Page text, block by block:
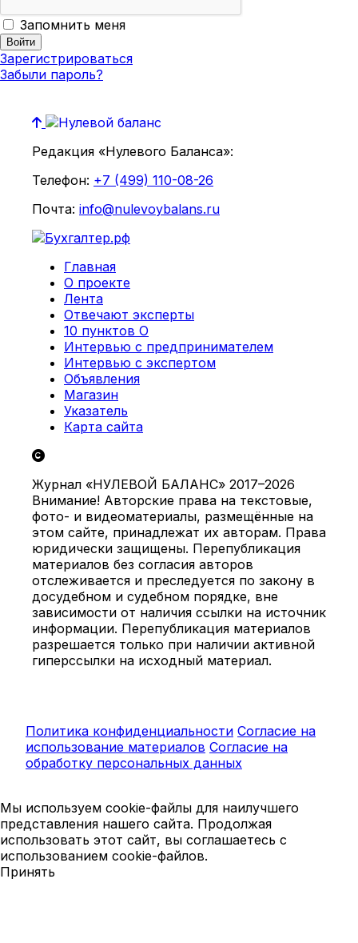
Запомнить меня
Зарегистрироваться
Забыли пароль?
Редакция «Нулевого Баланса»:
Телефон: +7 (499) 110-08-26
Почта: info@nulevoybalans.ru
Главная
О проекте
Лента
Отвечают эксперты
10 пунктов О
Интервью с предпринимателем
Интервью с экспертом
Объявления
Магазин
Указатель
Карта сайта
Журнал «НУЛЕВОЙ БАЛАНС» 2017–2026
Внимание! Авторские права на текстовые,
фото- и видеоматериалы, размещённые на
этом сайте, принадлежат их авторам. Права
юридически защищены. Перепубликация
материалов без согласия авторов
отслеживается и преследуется по закону в
досудебном и судебном порядке, вне
зависимости от наличия ссылки на источник
информации. Перепубликация материалов
разрешается только при наличии активной
гиперссылки на исходный материал.
Политика конфиденциальности Согласие на
использование материалов Согласие на
обработку персональных данных
Мы используем cookie-файлы для наилучшего
представления нашего сайта. Продолжая
использовать этот сайт, вы соглашаетесь с
использованием cookie-файлов.
Принять